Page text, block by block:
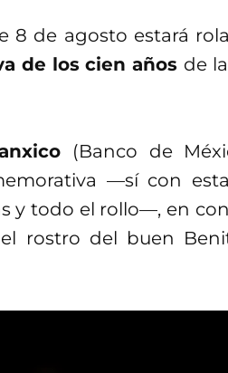
8 de agosto estará
de los cien años de
(Banco de
—sí con
y todo el rollo—, en
rostro del buen